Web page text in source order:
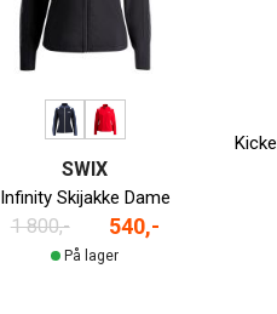
SWIX
Infinity Skijakke Dame
1 800,- 540,-
På lager